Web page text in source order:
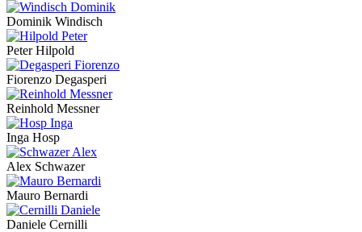
Dominik Windisch
Peter Hilpold
Fiorenzo Degasperi
Reinhold Messner
Inga Hosp
Alex Schwazer
Mauro Bernardi
Daniele Cernilli